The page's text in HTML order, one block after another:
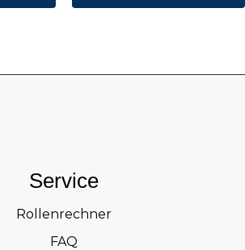
Service
Rollenrechner
FAQ